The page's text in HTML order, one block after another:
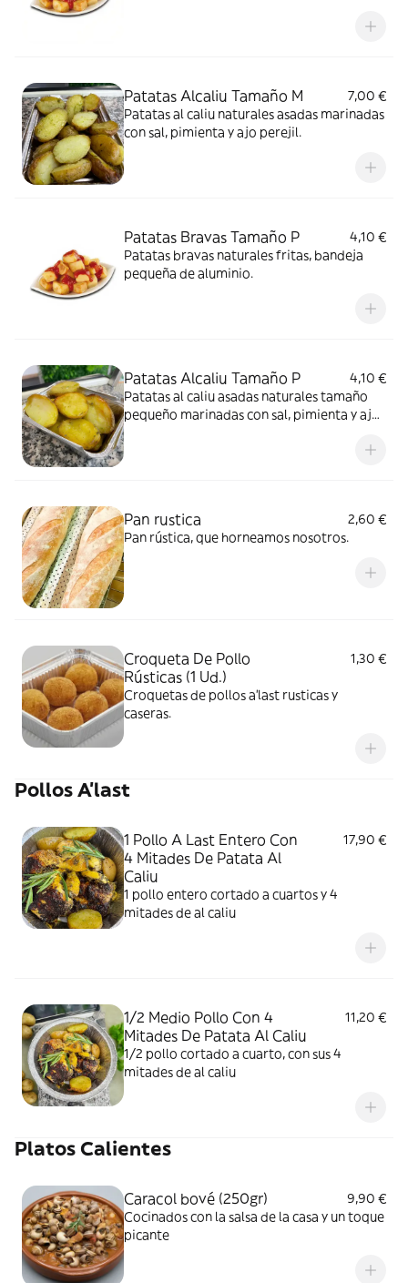
Patatas Alcaliu Tamaño M
7,00 €
Patatas al caliu naturales asadas marinadas
con sal, pimienta y ajo perejil.
Patatas Bravas Tamaño P
4,10 €
Patatas bravas naturales fritas, bandeja
pequeña de aluminio.
Patatas Alcaliu Tamaño P
4,10 €
Patatas al caliu asadas naturales tamaño
pequeño marinadas con sal, pimienta y ajo
Pan rustica
2,60 €
Pan rústica, que horneamos nosotros.
Croqueta De Pollo
Rústicas (1 Ud.)
1,30 €
Croquetas de pollos a'last rusticas y
caseras.
Pollos A'last
1 Pollo A Last Entero Con
4 Mitades De Patata Al
Caliu
17,90 €
1 pollo entero cortado a cuartos y 4
mitades de al caliu
1/2 Medio Pollo Con 4
Mitades De Patata Al Caliu
11,20 €
1/2 pollo cortado a cuarto, con sus 4
mitades de al caliu
Platos Calientes
Caracol bové (250gr)
9,90 €
Cocinados con la salsa de la casa y un toque
picante